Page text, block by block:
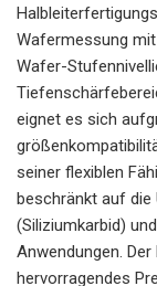
Wafermessung
Wafer-
eignet es sich
seiner flexiblen
beschränkt auf die
(Siliziumkarbid)
Anwendungen.
hervorragendes